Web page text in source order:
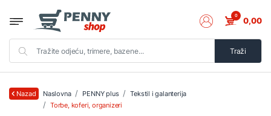
Traži
0 0,00
Nazad Naslovna PENNY plus
Tekstil i galanterija
Torbe, koferi, organizeri